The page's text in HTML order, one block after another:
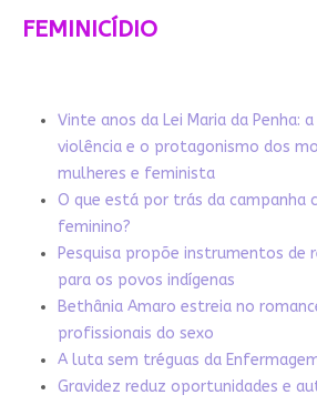
FEMINICÍDIO
Vinte anos da Lei Maria da Penha:
violência e o protagonismo dos
mulheres e feminista
O que está por trás da campanha
feminino?
Pesquisa propõe instrumentos de
para os povos indígenas
Bethânia Amaro estreia no
profissionais do sexo
A luta sem tréguas da
Gravidez reduz oportunidades e